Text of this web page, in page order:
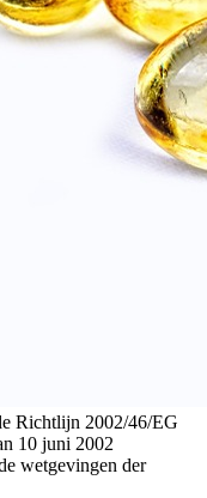
Richtlijn 2002/46/EG
10 juni 2002
wetgevingen der